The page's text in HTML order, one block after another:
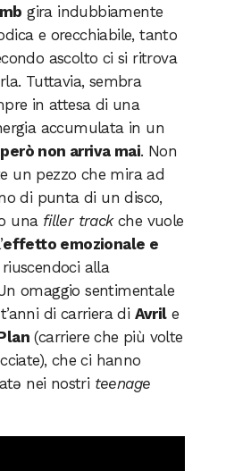
gira indubbiamente
e orecchiabile, tanto
ascolto ci si ritrova
Tuttavia, sembra
in attesa di una
accumulata in un
non arriva mai. Non
un pezzo che mira ad
di punta di un disco,
una filler trackche vuole
effetto emozionale e
riuscendoci alla
omaggio sentimentale
di carriera di Avrile
(carriere che più volte
che ci hanno
nei nostri teenage